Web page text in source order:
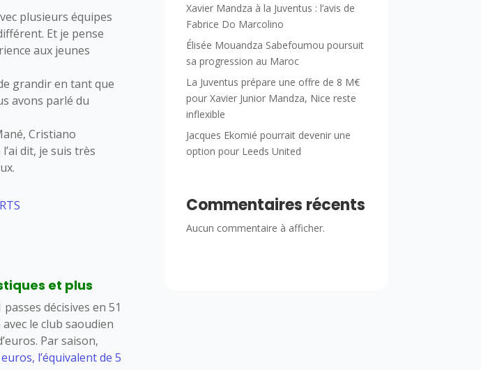
plusieurs équipes
Et je pense
aux jeunes
grandir en tant que
avons parlé du
Cristiano
dit, je suis très
et plus
décisives en 51
le club saoudien
Par saison,
l’équivalent de 5
Xavier Mandza à la Juventus : l’avis de
Fabrice Do Marcolino
Élisée Mouandza Sabefoumou poursuit
sa progression au Maroc
La Juventus prépare une offre de 8 M€
pour Xavier Junior Mandza, Nice reste
inflexible
Jacques Ekomié pourrait devenir une
option pour Leeds United
Commentaires récents
Aucun commentaire à afficher.